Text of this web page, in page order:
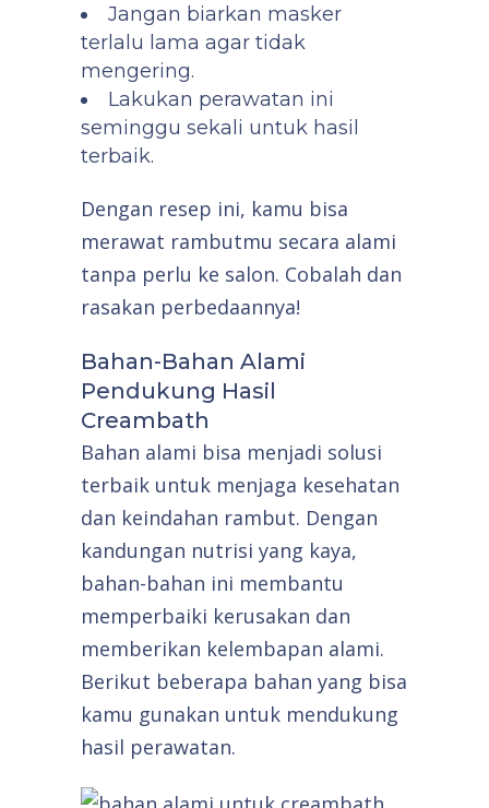
Jangan biarkan masker
terlalu lama agar tidak
mengering.
Lakukan perawatan ini
seminggu sekali untuk hasil
terbaik.
Dengan resep ini, kamu bisa
merawat rambutmu secara alami
tanpa perlu ke salon. Cobalah dan
rasakan perbedaannya!
Bahan-Bahan Alami
Pendukung Hasil
Creambath
Bahan alami bisa menjadi solusi
terbaik untuk menjaga kesehatan
dan keindahan rambut. Dengan
kandungan nutrisi yang kaya,
bahan-bahan ini membantu
memperbaiki kerusakan dan
memberikan kelembapan alami.
Berikut beberapa bahan yang bisa
kamu gunakan untuk mendukung
hasil perawatan.